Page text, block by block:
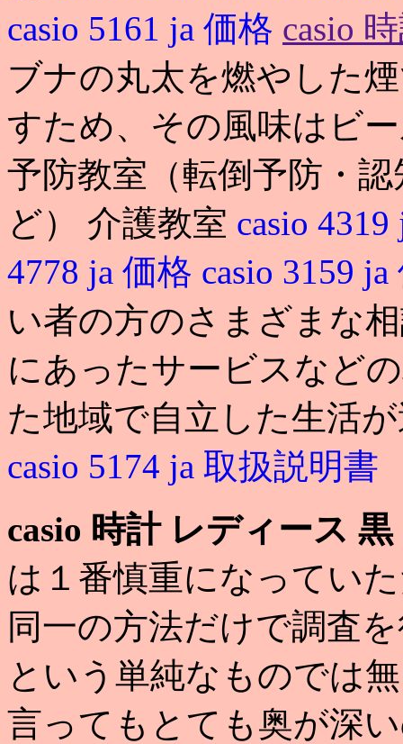
casio 5161 ja 価格 casio
ブナの丸太を燃やした
すため、その風味はビ
予防教室（転倒予防・
ど） 介護教室 casio
4778 ja 価格 casio 3159
い者の方のさまざまな
にあったサービスなど
た地域で自立した生活
casio 5174 ja 取扱説明書
casio 時計 レディース 黒
は１番慎重になってい
同一の方法だけで調査
という単純なものでは
言ってもとても奥が深